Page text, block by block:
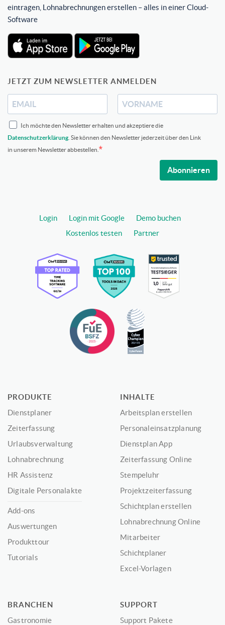
eintragen, Lohnabrechnungen erstellen – alles in einer Cloud-
Software
JETZT ZUM NEWSLETTER ANMELDEN
Ich möchte den Newsletter erhalten und akzeptiere die
Datenschutzerklärung . Sie können den Newsletter jederzeit über den Link
in unserem Newsletter abbestellen.
Abonnieren
Login Login mit Google
Demo buchen
Kostenlos testen
Partner
PRODUKTE
Dienstplaner
Zeiterfassung
Urlaubsverwaltung
Lohnabrechnung
HR Assistenz
Digitale Personalakte
Add-ons
Auswertungen
Produkttour
Tutorials
INHALTE
Arbeitsplan erstellen
Personaleinsatzplanung
Dienstplan App
Zeiterfassung Online
Stempeluhr
Projektzeiterfassung
Schichtplan erstellen
Lohnabrechnung Online
Mitarbeiter
Schichtplaner
Excel-Vorlagen
BRANCHEN
Gastronomie
SUPPORT
Support Pakete